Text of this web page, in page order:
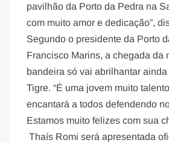
pavilhão da Porto da Pedra na
com muito amor e dedicação”,
Segundo o presidente da Porto
Francisco Marins, a chegada da
bandeira só vai abrilhantar
Tigre. “É uma jovem muito
encantará a todos defendendo
Estamos muito felizes com sua
Thaís Romi será apresentada